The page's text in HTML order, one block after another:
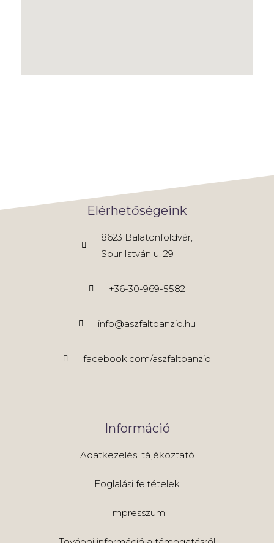
Elérhetőségeink
8623 Balatonföldvár,
Spur István u. 29
+36-30-969-5582
info@aszfaltpanzio.hu
facebook.com/aszfaltpanzio
Információ
Adatkezelési tájékoztató
Foglalási feltételek
Impresszum